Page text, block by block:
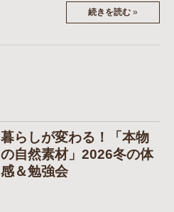
続きを読む »
暮らしが変わる！「本物
の自然素材」2026冬の体
感＆勉強会